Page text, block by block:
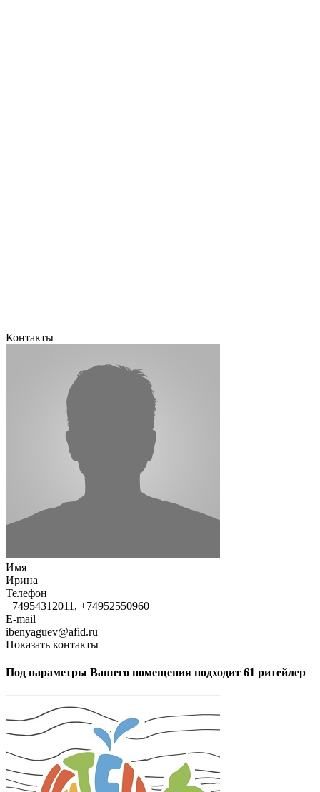
Контакты
Имя
Ирина
Телефон
+74954312011, +74952550960
E-mail
ibenyaguev@afid.ru
Показать контакты
Под параметры Вашего помещения подходит 61 ритейлер